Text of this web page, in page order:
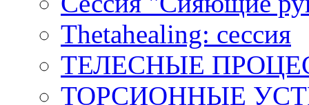
Тhetahealing: сессия
ТЕЛЕСНЫЕ
ТОРСИОННЫЕ